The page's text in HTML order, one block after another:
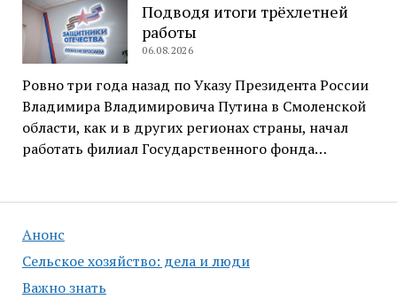
Анонс
Сельское хозяйство: дела и люди
Важно знать
Подводя итоги трёхлетней
работы
06.08.2026
Ровно три года назад по Указу Президента России
Владимира Владимировича Путина в Смоленской
области, как и в других регионах страны, начал
работать филиал Государственного фонда…